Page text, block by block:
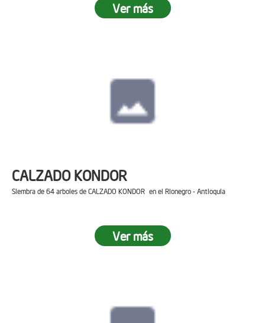
Ver más
CALZADO KONDOR
Siembra de 64 arboles de CALZADO KONDOR en el Rionegro - Antioquia
Ver más